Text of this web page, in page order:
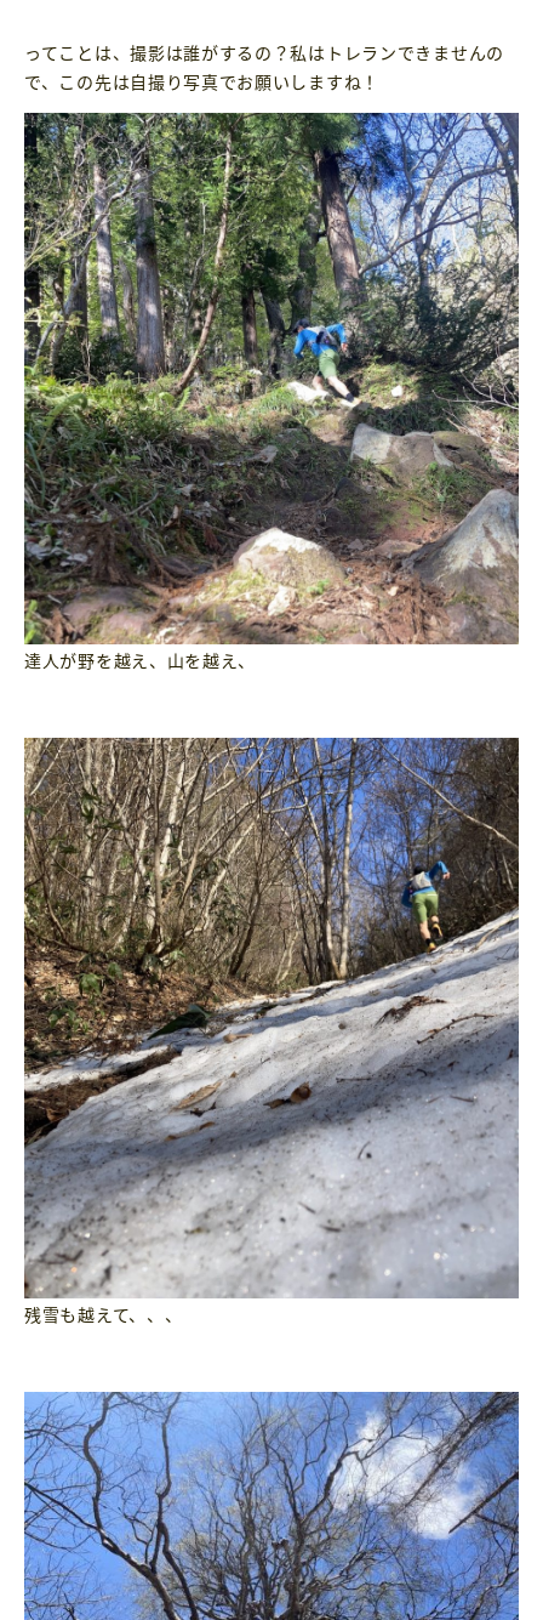
ってことは、撮影は誰がするの？私はトレランできませんの
で、この先は自撮り写真でお願いしますね！
達人が野を越え、山を越え、
残雪も越えて、、、